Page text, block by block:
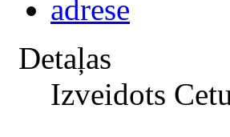
Detaļas
Izveidots